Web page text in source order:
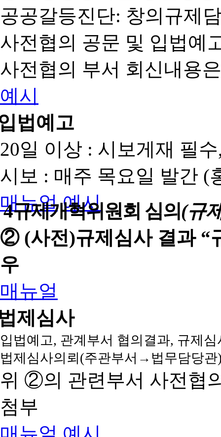
공공갈등진단: 창의규제
사전협의 공문 및 입법예
사전협의 부서 회신내용
예시
법예고
20일 이상 : 시보게재 필
시보 : 매주 목요일 발간 (
매뉴얼 예시
4규제개혁위원회 심의(규
② (사전)규제심사 결과 “
우
매뉴얼
제심사
입법예고, 관계부서 협의결과, 규제
법제심사의뢰(주관부서→법무담당
위 ②의 관련부서 사전협
첨부